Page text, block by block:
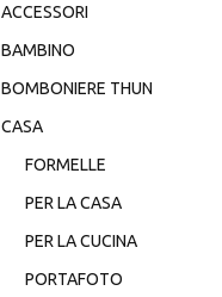
ACCESSORI
BAMBINO
BOMBONIERE THUN
CASA
FORMELLE
PER LA CASA
PER LA CUCINA
PORTAFOTO